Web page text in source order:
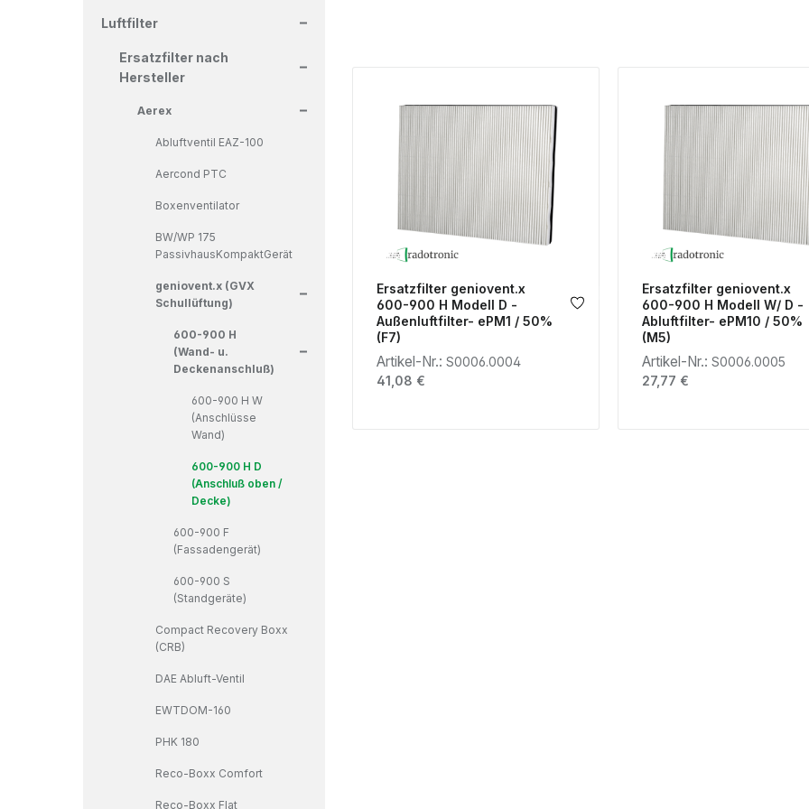
Luftfilter
Ersatzfilter nach
Hersteller
Aerex
Abluftventil EAZ-100
Aercond PTC
Boxenventilator
BW/WP 175
PassivhausKompaktGerät
geniovent.x (GVX
Schullüftung)
600-900 H
(Wand- u.
Deckenanschluß)
600-900 H W
(Anschlüsse
Wand)
600-900 H D
(Anschluß oben /
Decke)
600-900 F
(Fassadengerät)
600-900 S
(Standgeräte)
Compact Recovery Boxx
(CRB)
DAE Abluft-Ventil
EWTDOM-160
PHK 180
Reco-Boxx Comfort
Reco-Boxx Flat
Ersatzfilter geniovent.x
600-900 H Modell D -
Außenluftfilter- ePM1 / 50%
(F7)
Artikel-Nr.: S0006.0004
Regulärer Preis:
41,08 €
Ersatzfilter geniovent.x
600-900 H Modell W/ D -
Abluftfilter- ePM10 / 50%
(M5)
Artikel-Nr.: S0006.0005
Regulärer Preis:
27,77 €